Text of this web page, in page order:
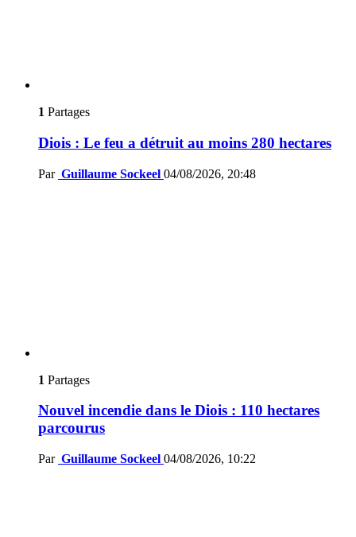
1 Partages
Diois : Le feu a détruit au moins 280 hectares
Par Guillaume Sockeel 04/08/2026, 20:48
1 Partages
Nouvel incendie dans le Diois : 110 hectares
parcourus
Par Guillaume Sockeel 04/08/2026, 10:22